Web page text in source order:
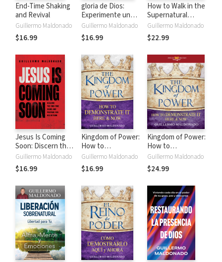
End-Time Shaking
and Revival
Guillermo Maldonado
$16.99
gloria de Dios:
Experimente un
encuentro
sobrenatural con
su presencia
Guillermo Maldonado
$16.99
How to Walk in the
Supernatural
Power of God
Study Guide
Guillermo Maldonado
$22.99
Jesus Is Coming
Soon: Discern the
End-Time Signs
and Prepare for His
Return
Guillermo Maldonado
$16.99
Kingdom of Power:
How to
Demonstrate It
Here and Now
Guillermo Maldonado
$16.99
Kingdom of Power:
How to
Demonstrate It
Here and Now
Guillermo Maldonado
$24.99